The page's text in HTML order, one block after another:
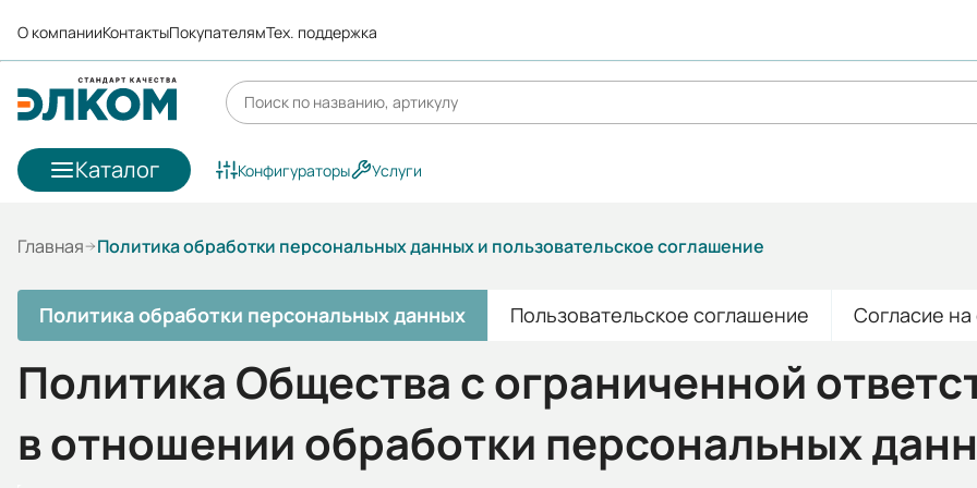
О компанииКонтактыПокупателямТех. поддержка
Каталог Конфигураторы Услуги
Главная Политика обработки персональных данных и пользовательское соглашение
Политика обработки персональных данных Пользовательское соглашение Согласие
Политика Общества с ограниченной
в отношении обработки персональных